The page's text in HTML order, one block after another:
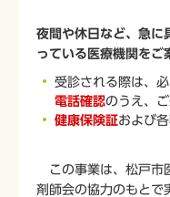
か
夜間や休日など、急に
っている医療機関をご
受診される際は、
電話確認のうえ、
健康保険証および
この事業は、松戸市
剤師会の協力のもとで